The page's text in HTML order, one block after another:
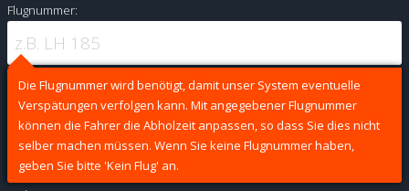
Flugnummer:
Die Flugnummer wird benötigt, damit unser System eventuelle
Verspätungen verfolgen kann. Mit angegebener Flugnummer
können die Fahrer die Abholzeit anpassen, so dass Sie dies nicht
selber machen müssen. Wenn Sie keine Flugnummer haben,
geben Sie bitte 'Kein Flug' an.